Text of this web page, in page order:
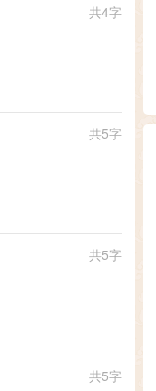
共4字
共5字
共5字
共5字